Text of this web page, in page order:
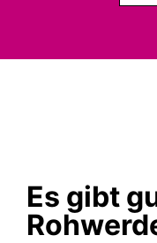
Es gibt